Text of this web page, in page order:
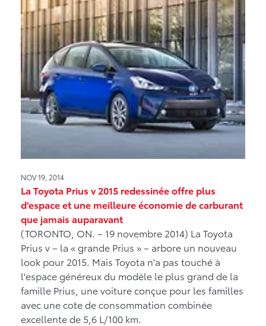
NOV 19, 2014
La Toyota Prius v 2015 redessinée offre plus
d’espace et une meilleure économie de carburant
que jamais auparavant
(TORONTO, ON. – 19 novembre 2014) La Toyota
Prius v – la « grande Prius » – arbore un nouveau
look pour 2015. Mais Toyota n'a pas touché à
l'espace généreux du modèle le plus grand de la
famille Prius, une voiture conçue pour les familles
avec une cote de consommation combinée
excellente de 5,6 L/100 km.